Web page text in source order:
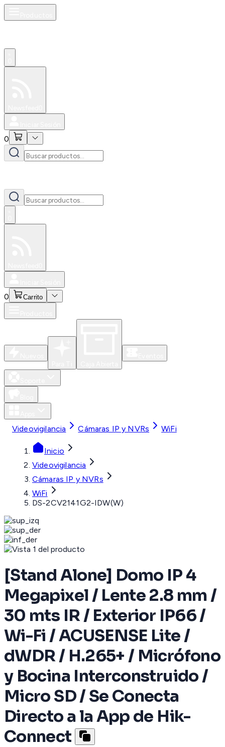
0
0 Carrito
Videovigilancia Cámaras IP y NVRs WiFi
Inicio
Videovigilancia
Cámaras IP y NVRs
WiFi
DS-2CV2141G2-IDW(W)
[Stand Alone] Domo IP 4
Megapixel / Lente 2.8 mm /
30 mts IR / Exterior IP66 /
Wi-Fi / ACUSENSE Lite /
dWDR / H.265+ / Micrófono
y Bocina Interconstruido /
Micro SD / Se Conecta
Directo a la App de Hik-
Connect